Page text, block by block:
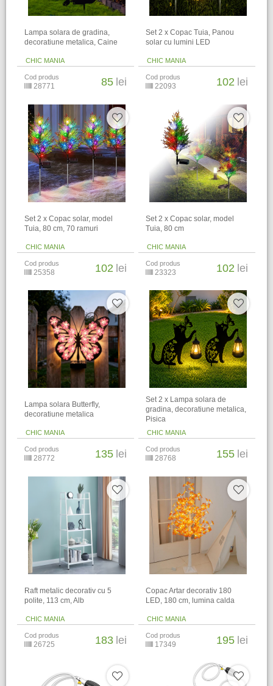
Lampa solara de gradina,
decoratiune metalica, Caine
CHIC MANIA
Cod produs
28771 85 lei
Set 2 x Copac Tuia, Panou
solar cu lumini LED
CHIC MANIA
Cod produs
22093 102 lei
Set 2 x Copac solar, model
Tuia, 80 cm, 70 ramuri
CHIC MANIA
Cod produs
25358 102 lei
Set 2 x Copac solar, model
Tuia, 80 cm
CHIC MANIA
Cod produs
23323 102 lei
Lampa solara Butterfly,
decoratiune metalica
CHIC MANIA
Cod produs
28772 135 lei
Set 2 x Lampa solara de
gradina, decoratiune metalica,
Pisica
CHIC MANIA
Cod produs
28768 155 lei
Raft metalic decorativ cu 5
polite, 113 cm, Alb
CHIC MANIA
Cod produs
26725 183 lei
Copac Artar decorativ 180
LED, 180 cm, lumina calda
CHIC MANIA
Cod produs
17349 195 lei